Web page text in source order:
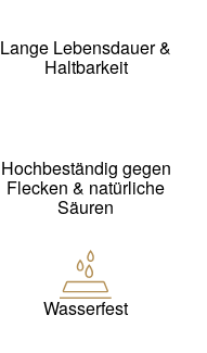
Lange Lebensdauer &
Haltbarkeit
Hochbeständig gegen
Flecken & natürliche
Säuren
Wasserfest